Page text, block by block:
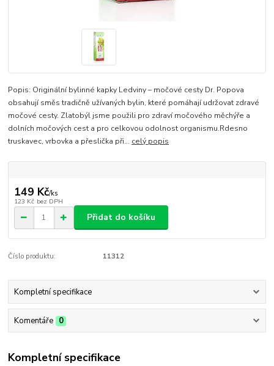
Popis: Originální bylinné kapky Ledviny – močové cesty Dr. Popova
obsahují směs tradičně užívaných bylin, které pomáhají udržovat zdravé
močové cesty. Zlatobýl jsme použili pro zdraví močového měchýře a
dolních močových cest a pro celkovou odolnost organismu.Rdesno
truskavec, vrbovka a přeslička při... celý popis
149 Kč/ks
123 Kč bez DPH
Přidat do košíku
Číslo produktu: 11312
Kompletní specifikace
Komentáře 0
Kompletní specifikace